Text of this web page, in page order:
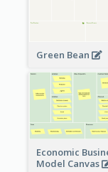
Green Bean
Economic
Model Canvas